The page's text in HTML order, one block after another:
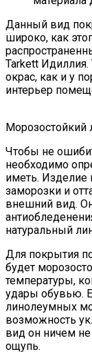
Данный вид
широко, как
Tarkett
окрас, как и у
интерьер
Морозостойкий
Чтобы не
необходимо
иметь. Изделие
заморозки и
внешний вид.
натуральный
Для покрытия
будет
температуры,
удары обувью.
линолеумных
возможность
вид он ничем не
ощупь.